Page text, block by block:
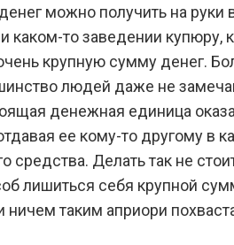
можно получить на руки
каком-то заведении купюру,
крупную сумму денег.
людей даже не
денежная единица
ее кому-то другому в
средства. Делать так не
лишиться себя крупной
таким априори